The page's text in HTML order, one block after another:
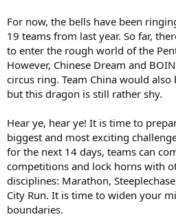
For now, the bells have been
19 teams from last year. So far,
to enter the rough world of the
However, Chinese Dream and
circus ring. Team China would also
but this dragon is still rather shy.
Hear ye, hear ye! It is time to
biggest and most exciting
for the next 14 days, teams can
competitions and lock horns with
disciplines: Marathon,
City Run. It is time to widen your
boundaries.